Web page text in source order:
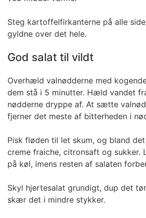
Steg kartoffelfirkanterne på alle
gyldne over det hele.
God salat til vildt
Overhæld valnødderne med
dem stå i 5 minutter. Hæld vandet
nødderne dryppe af. At sætte
fjerner det meste af bitterheden i
Pisk fløden til let skum, og bland
creme fraiche, citronsaft og sukker.
på køl, imens resten af salaten
Skyl hjertesalat grundigt, dup det
skær det i mindre stykker.